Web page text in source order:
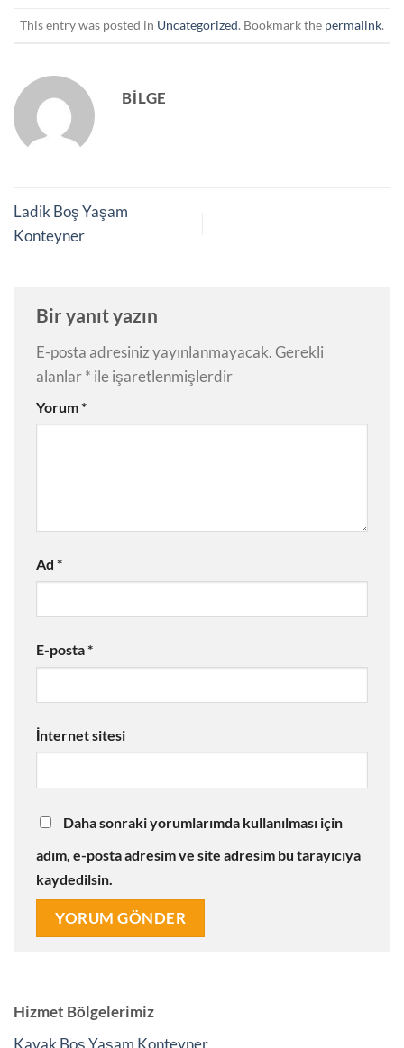
This entry was posted in Uncategorized. Bookmark the permalink.
BILGE
Ladik Boş Yaşam
Konteyner
Bir yanıt yazın
E-posta adresiniz yayınlanmayacak.Gerekli
alanlar* ile işaretlenmişlerdir
Yorum*
Ad *
E-posta*
İnternet sitesi
Daha sonraki yorumlarımda kullanılması için
adım, e-posta adresim ve site adresim bu tarayıcıya
kaydedilsin.
Hizmet Bölgelerimiz
Kavak Boş Yaşam Konteyner